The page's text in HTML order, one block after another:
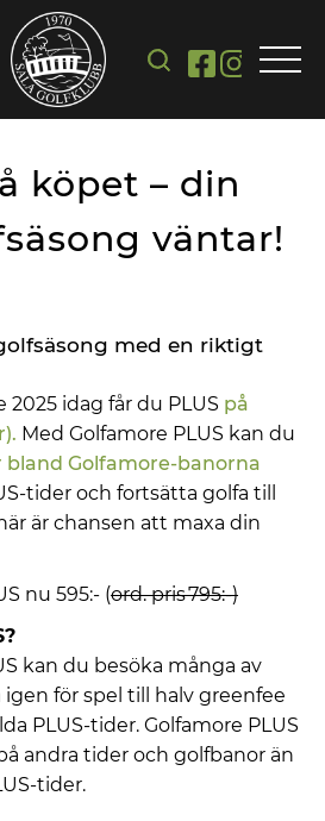
köpet – din
väntar!
med en riktigt
2025 idag får du PLUS på
Med Golfamore PLUS kan du
Golfamore-banorna
tider och fortsätta golfa till
är chansen att maxa din
nu 595:- (ord. pris 795:-)
kan du besöka många av
för spel till halv greenfee
PLUS-tider. Golfamore PLUS
andra tider och golfbanor än
tider.